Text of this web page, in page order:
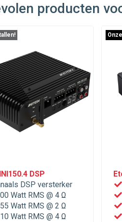
producten
DSP
DSP versterker
Watt RMS @ 4 Ω
Watt RMS @ 2 Ω
Watt RMS @ 4 Ω